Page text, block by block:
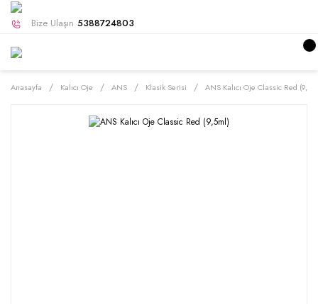
Bize Ulaşın 5388724803
Anasayfa Kalıcı Oje ANS Klasik Serisi ANS Kalıcı Oje Classic Red